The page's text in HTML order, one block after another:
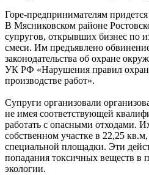
Горе-предпринимателям
В Мясниковском районе
супругов, открывших бизнес по
смеси. Им предъявлено
законодательства об охране
УК РФ «Нарушения правил
производстве работ».
Супруги организовали
не имея соответствующей
работать с опасными отходами.
собственном участке в 22,25
специальной площадки. Эти
попадания токсичных веществ в
экологии.